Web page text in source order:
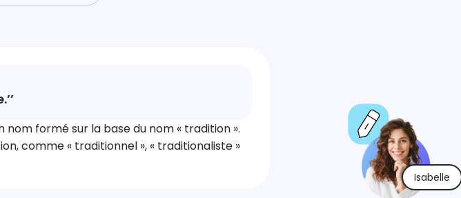
formé sur la base du nom « tradition ».
comme « traditionnel », « traditionaliste »
Isabelle